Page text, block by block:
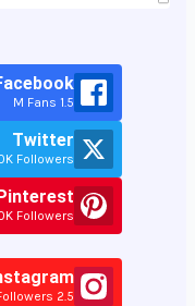
Facebook
1.5 M Fans
Twitter
500K Followers
Pinterest
800K Followers
Instagram
2.5 M Followers